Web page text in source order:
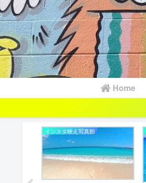
Home
インスタ映え写真館